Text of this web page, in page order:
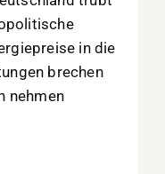
in die
brechen
nehmen